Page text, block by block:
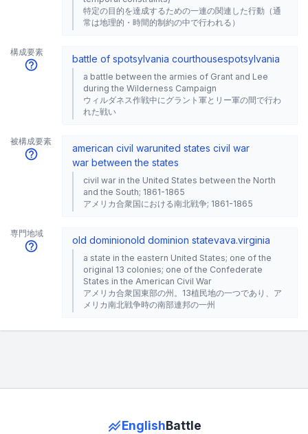
特定の目的を達成するための一連の関連した行動（通
常は地理的・時間的制約の中で行われる）
構成要素
battle of spotsylvania courthousespotsylvania
a battle between the armies of Grant and Lee
during the Wilderness Campaign
ウィルダネス作戦中にグラント軍とリー軍の間で行わ
れた戦い
被構成要素
american civil warunited states civil war
war between the states
civil war in the United States between the North
and the South; 1861-1865
アメリカ合衆国における南北戦争; 1861-1865
専門地域
old dominionold dominion statevava.virginia
a state in the eastern United States; one of the
original 13 colonies; one of the Confederate
States in the American Civil War
アメリカ合衆国東部の州。13植民地の一つであり、ア
メリカ南北戦争時の南部連邦の一州
EnglishBattle